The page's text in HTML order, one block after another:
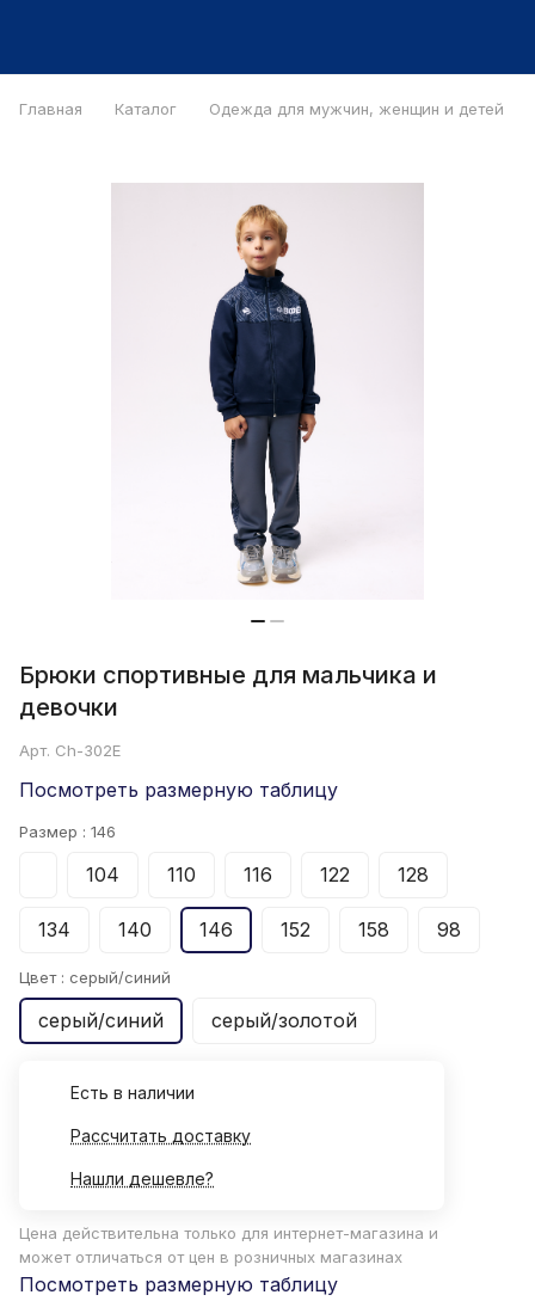
Главная Каталог Одежда для мужчин, женщин и детей
Брюки спортивные для мальчика и
девочки
Арт. Ch-302E
Посмотреть размерную таблицу
Размер : 146
104 110 116 122 128
134 140 146 152 158 98
Цвет : серый/синий
серый/синий серый/золотой
Есть в наличии
Рассчитать доставку
Нашли дешевле?
Цена действительна только для интернет-магазина и
может отличаться от цен в розничных магазинах
Посмотреть размерную таблицу